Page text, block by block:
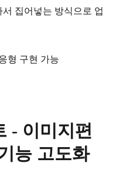
집어넣는 방식으로 업
형 구현 가능
- 이미지편
능 고도화